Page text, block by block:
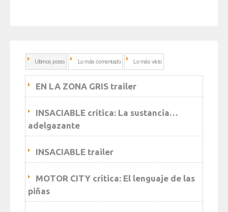
Ultimos posts Lo más comentado Lo más visto
EN LA ZONA GRIS trailer
INSACIABLE crítica: La sustancia…
adelgazante
INSACIABLE trailer
MOTOR CITY crítica: El lenguaje de las
piñas